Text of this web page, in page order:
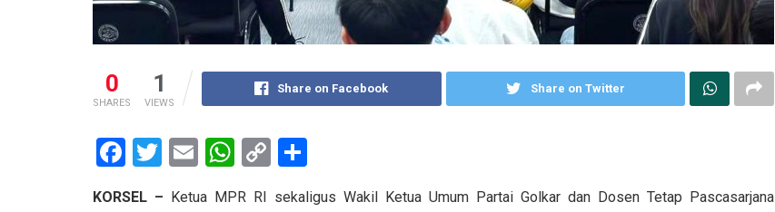
0
SHARES
1
VIEWS
Share on Facebook Share on Twitter
F
T
E
W C
KORSEL – Ketua MPR RI sekaligus Wakil Ketua Umum Partai Golkar dan Dosen Tetap Pascasarjana